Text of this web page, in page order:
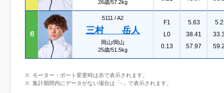
26歳/57.2kg
６
5111 /A2
三村 岳人
岡山/岡山
25歳/51.5kg
F1
L0
0.13
5.63
38.41
57.97
モーター・ボート変更時は赤で表示されます。
集計期間内にデータがない場合は「-」で表示されます。